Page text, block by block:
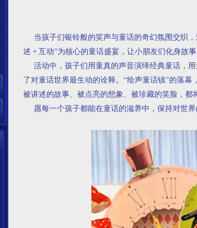
当孩子们银铃般的笑声与童话的奇幻氛围交织，
述 + 互动”为核心的童话盛宴，让小朋友们化身故
活动中，孩子们用童真的声音演绎经典童话，
了对童话世界最生动的诠释。“绘声童话镇”的落
被讲述的故事、被点亮的想象、被珍藏的笑脸，都
愿每一个孩子都能在童话的滋养中，保持对世界